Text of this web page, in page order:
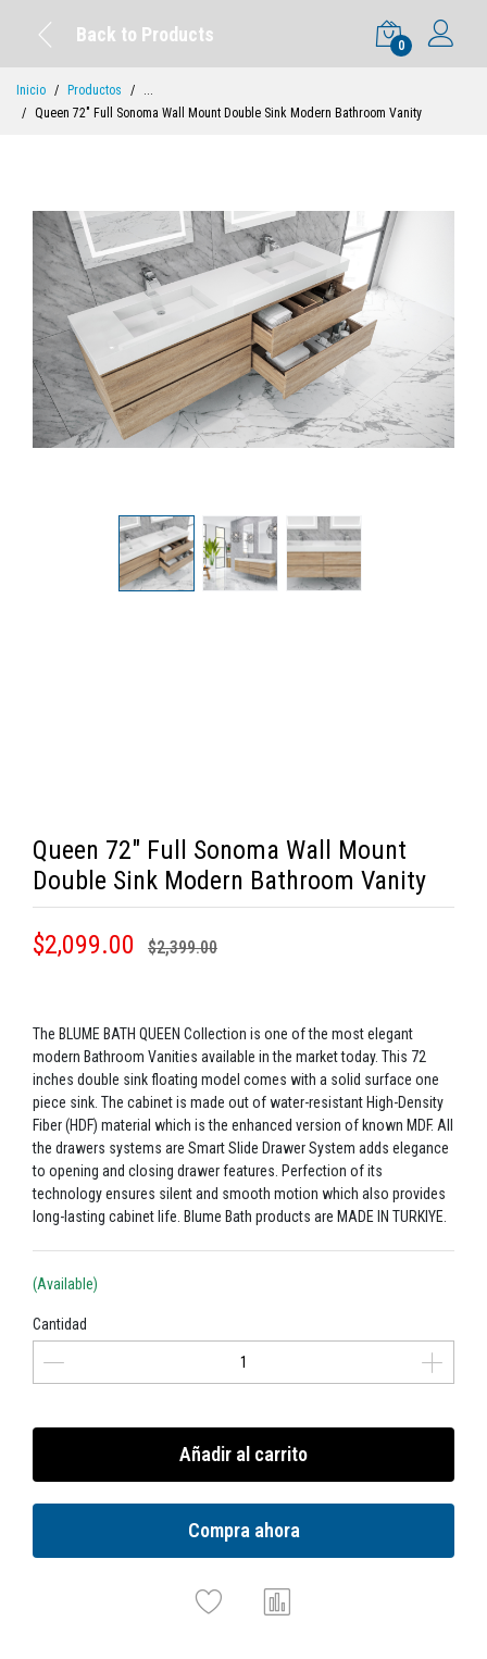
Back to Products
0
Inicio Productos
...
Queen 72" Full Sonoma Wall Mount Double Sink Modern Bathroom Vanity
Queen 72" Full Sonoma Wall Mount
Double Sink Modern Bathroom Vanity
$2,099.00 $2,399.00
The BLUME BATH QUEEN Collection is one of the most elegant
modern Bathroom Vanities available in the market today. This 72
inches double sink floating model comes with a solid surface one
piece sink. The cabinet is made out of water-resistant High-Density
Fiber (HDF) material which is the enhanced version of known MDF. All
the drawers systems are Smart Slide Drawer System adds elegance
to opening and closing drawer features. Perfection of its
technology ensures silent and smooth motion which also provides
long-lasting cabinet life. Blume Bath products are MADE IN TURKIYE.
(Available)
Cantidad
Añadir al carrito
Compra ahora